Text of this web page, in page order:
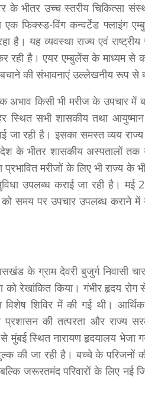
के भीतर उच्च स्तरीय चिकित्सा
फिक्स्ड-विंग कन्वर्टेड फ्लाइंग
है। यह व्यवस्था राज्य एवं
कर रही है। एयर एम्बुलेंस के माध्यम से
की संभावनाएं उल्लेखनीय रूप से
अभाव किसी भी मरीज के उपचार में
स्थित सभी शासकीय तथा आयुष्मान
जा रही है। इसका समस्त व्यय
के भीतर शासकीय अस्पतालों तक
मरीजों के लिए भी राज्य के
उपलब्ध कराई जा रही है। मई
समय पर उपचार उपलब्ध कराने में
के ग्राम देवरी बुजुर्ग निवासी
रेखांकित किया। गंभीर हृदय रोग
विशेष शिविर में की गई थी।
की तत्परता और राज्य
स्थित नारायण हृदयालय भेजा
की जा रही है। बच्चे के परिजनों
जरूरतमंद परिवारों के लिए नई